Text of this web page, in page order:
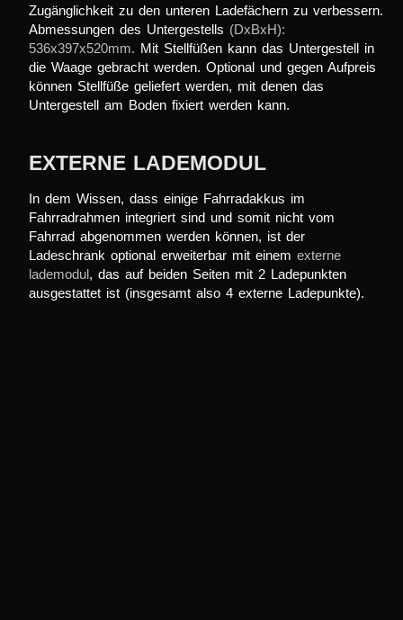
Zugänglichkeit zu den unteren Ladefächern zu verbessern.
Abmessungen des Untergestells (DxBxH):
536x397x520mm. Mit Stellfüßen kann das Untergestell in
die Waage gebracht werden. Optional und gegen Aufpreis
können Stellfüße geliefert werden, mit denen das
Untergestell am Boden fixiert werden kann.
EXTERNE LADEMODUL
In dem Wissen, dass einige Fahrradakkus im
Fahrradrahmen integriert sind und somit nicht vom
Fahrrad abgenommen werden können, ist der
Ladeschrank optional erweiterbar mit einem externe
lademodul, das auf beiden Seiten mit 2 Ladepunkten
ausgestattet ist (insgesamt also 4 externe Ladepunkte).